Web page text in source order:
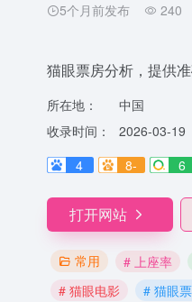
5个月前发布 240
猫眼票房分析，提供
所在地：
中国
收录时间：
2026-03-19
4
8- 6
打开网站
常用 # 上座率
# 猫眼电影
# 猫眼